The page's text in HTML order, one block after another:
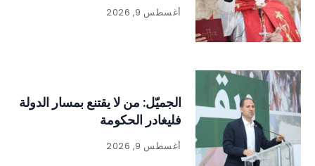
أغسطس 9, 2026
الجميّل: من لا يقتنع بمسار الدولة
فليغادر الحكومة
أغسطس 9, 2026